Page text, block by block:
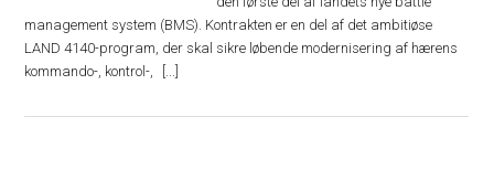
management system (BMS). Kontrakten er en del af det ambitiøse
LAND 4140-program, der skal sikre løbende modernisering af hærens
kommando-, kontrol-,